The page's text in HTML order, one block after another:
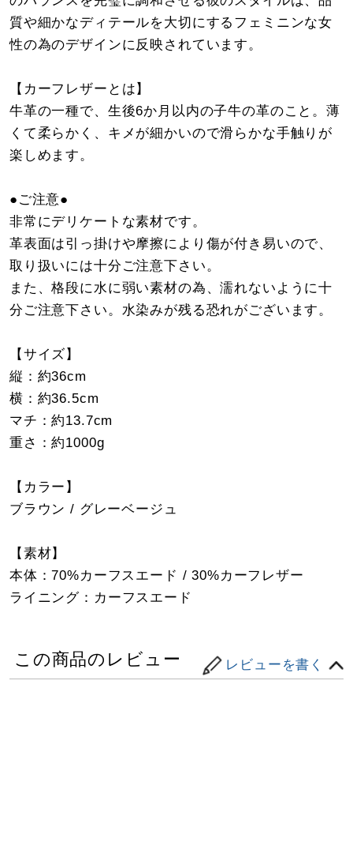
質や細かなディテールを大切にするフェミニンな女
性の為のデザインに反映されています。
【カーフレザーとは】
牛革の一種で、生後6か月以内の子牛の革のこと。薄
くて柔らかく、キメが細かいので滑らかな手触りが
楽しめます。
●ご注意●
非常にデリケートな素材です。
革表面は引っ掛けや摩擦により傷が付き易いので、
取り扱いには十分ご注意下さい。
また、格段に水に弱い素材の為、濡れないように十
分ご注意下さい。水染みが残る恐れがございます。
【サイズ】
縦：約36cm
横：約36.5cm
マチ：約13.7cm
重さ：約1000g
【カラー】
ブラウン / グレーベージュ
【素材】
本体：70%カーフスエード / 30%カーフレザー
ライニング：カーフスエード
この商品のレビュー レビューを書く